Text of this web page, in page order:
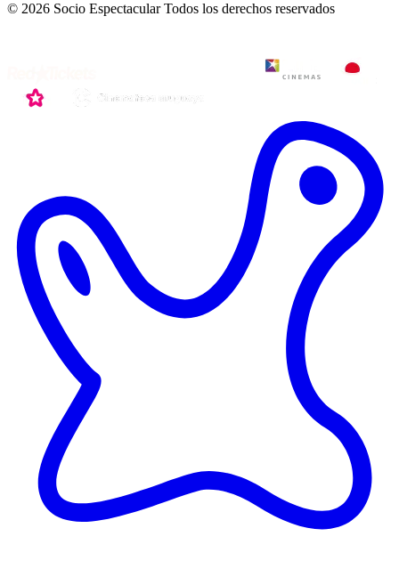
© 2026 Socio Espectacular Todos los derechos reservados